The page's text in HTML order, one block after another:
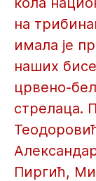
на
имала је
наших
црвено-
стрелаца.
Пиргић,